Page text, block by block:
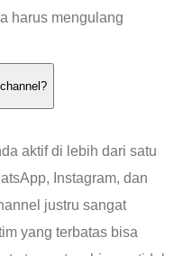
harus mengulang
aktif di lebih dari satu
Instagram, dan
justru sangat
yang terbatas bisa